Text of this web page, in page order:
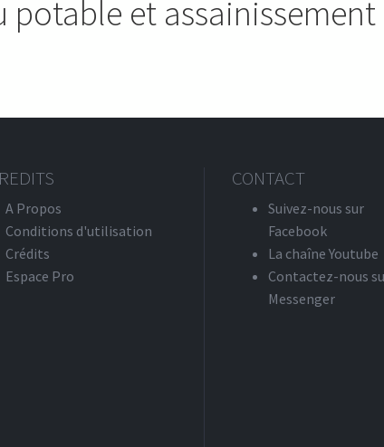
et assainissement
A Propos
Conditions d'utilisation
Crédits
Espace Pro
CONTACT
Suivez-nous sur
Facebook
La chaîne Youtube
Contactez-nous
Messenger